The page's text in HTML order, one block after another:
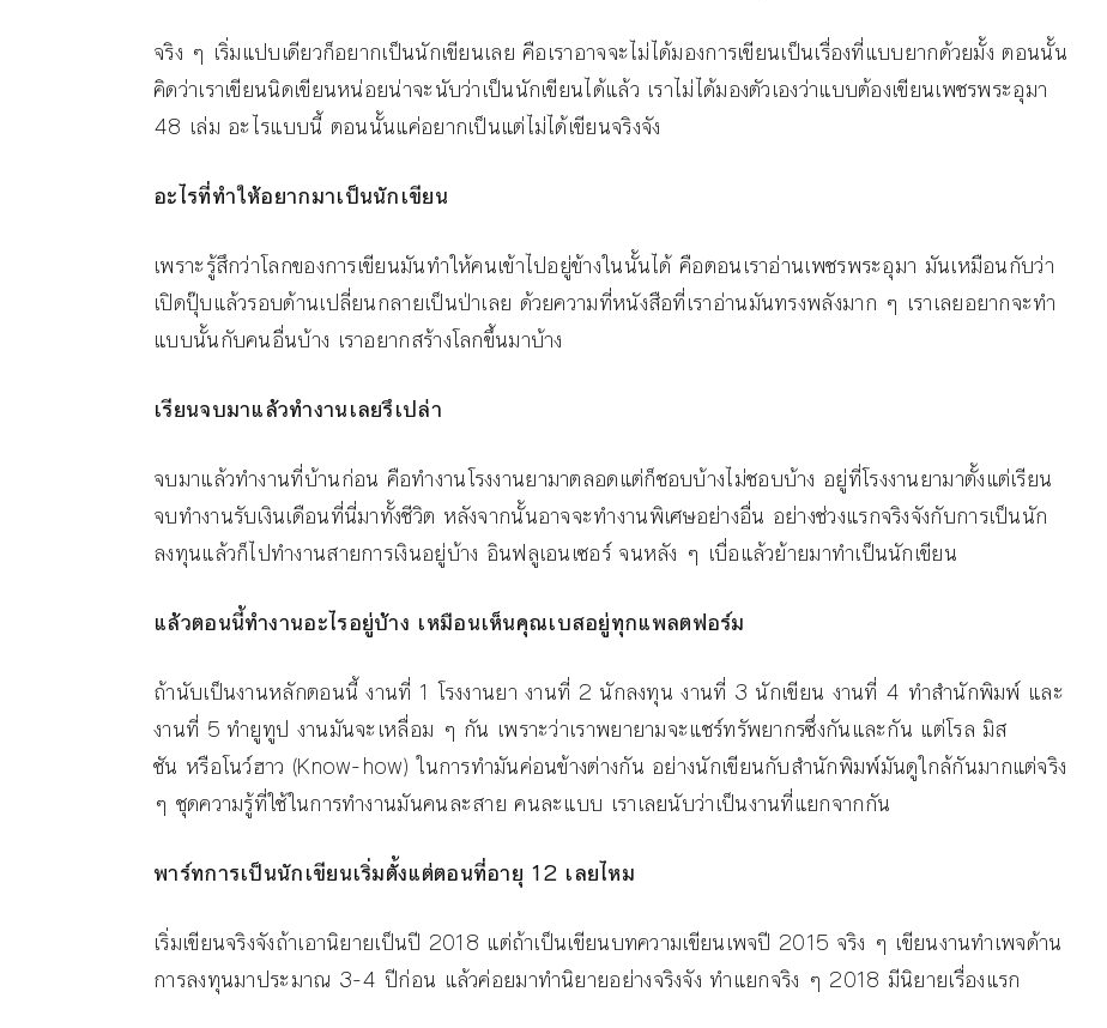
จริง ๆ เริ่มแปบเดียวก็อยากเป็นนักเขียนเลย คือเราอาจจะไม่ได้มองการเขียนเป็นเรื่องที่แบบยากด้วยมั้ง ตอนนั้น
คิดว่าเราเขียนนิดเขียนหน่อยน่าจะนับว่าเป็นนักเขียนได้แล้ว เราไม่ได้มองตัวเองว่าแบบต้องเขียนเพชรพระอุมา
48 เล่ม อะไรแบบนี้ ตอนนั้นแค่อยากเป็นแต่ไม่ได้เขียนจริงจัง
อะไรที่ทำให้อยากมาเป็นนักเขียน
เพราะรู้สึกว่าโลกของการเขียนมันทำให้คนเข้าไปอยู่ข้างในนั้นได้ คือตอนเราอ่านเพชรพระอุมา มันเหมือนกับว่า
เปิดปุ๊บแล้วรอบด้านเปลี่ยนกลายเป็นป่าเลย ด้วยความที่หนังสือที่เราอ่านมันทรงพลังมาก ๆ เราเลยอยากจะทำ
แบบนั้นกับคนอื่นบ้าง เราอยากสร้างโลกขึ้นมาบ้าง
เรียนจบมาแล้วทำงานเลยรึเปล่า
จบมาแล้วทำงานที่บ้านก่อน คือทำงานโรงงานยามาตลอดแต่ก็ชอบบ้างไม่ชอบบ้าง อยู่ที่โรงงานยามาตั้งแต่เรียน
จบทำงานรับเงินเดือนที่นี่มาทั้งชีวิต หลังจากนั้นอาจจะทำงานพิเศษอย่างอื่น อย่างช่วงแรกจริงจังกับการเป็นนัก
ลงทุนแล้วก็ไปทำงานสายการเงินอยู่บ้าง อินฟลูเอนเซอร์ จนหลัง ๆ เบื่อแล้วย้ายมาทำเป็นนักเขียน
แล้วตอนนี้ทำงานอะไรอยู่บ้าง เหมือนเห็นคุณเบสอยู่ทุกแพลตฟอร์ม
ถ้านับเป็นงานหลักตอนนี้ งานที่ 1 โรงงานยา งานที่ 2 นักลงทุน งานที่ 3 นักเขียน งานที่ 4 ทำสำนักพิมพ์ และ
งานที่ 5 ทำยูทูป งานมันจะเหลื่อม ๆ กัน เพราะว่าเราพยายามจะแชร์ทรัพยากรซึ่งกันและกัน แต่โรล มิส
ชัน หรือโนว์ฮาว (Know-how) ในการทำมันค่อนข้างต่างกัน อย่างนักเขียนกับสำนักพิมพ์มันดูใกล้กันมากแต่จริง
ๆ ชุดความรู้ที่ใช้ในการทำงานมันคนละสาย คนละแบบ เราเลยนับว่าเป็นงานที่แยกจากกัน
พาร์ทการเป็นนักเขียนเริ่มตั้งแต่ตอนที่อายุ 12 เลยไหม
เริ่มเขียนจริงจังถ้าเอานิยายเป็นปี 2018 แต่ถ้าเป็นเขียนบทความเขียนเพจปี 2015 จริง ๆ เขียนงานทำเพจด้าน
การลงทุนมาประมาณ 3-4 ปีก่อน แล้วค่อยมาทำนิยายอย่างจริงจัง ทำแยกจริง ๆ 2018 มีนิยายเรื่องแรก